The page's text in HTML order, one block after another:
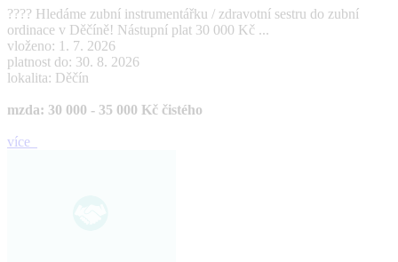
???? Hledáme zubní instrumentářku / zdravotní sestru do zubní
ordinace v Děčíně! Nástupní plat 30 000 Kč ...
vloženo: 1. 7. 2026
platnost do: 30. 8. 2026
lokalita: Děčín
mzda: 30 000 - 35 000 Kč čistého
více